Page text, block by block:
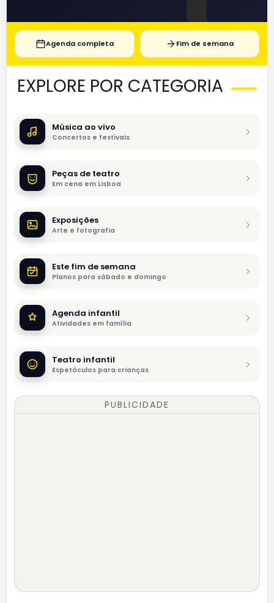
Agenda completa Fim de semana
EXPLORE POR CATEGORIA
Música ao vivo
Concertos e festivais
Peças de teatro
Em cena em Lisboa
Exposições
Arte e fotografia
Este fim de semana
Planos para sábado e domingo
Agenda infantil
Atividades em família
Teatro infantil
Espetáculos para crianças
PUBLICIDADE